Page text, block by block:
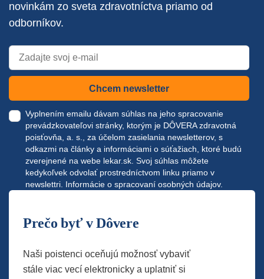
novinkám zo sveta zdravotníctva priamo od
odborníkov.
Chcem newsletter
Vyplnením emailu dávam súhlas na jeho spracovanie
prevádzkovateľovi stránky, ktorým je DÔVERA zdravotná
poisťovňa, a. s., za účelom zasielania newsletterov, s
odkazmi na články a informáciami o súťažiach, ktoré budú
zverejnené na webe lekar.sk. Svoj súhlas môžete
kedykoľvek odvolať prostredníctvom linku priamo v
newslettri. Informácie o spracovaní osobných údajov.
Prečo byť v Dôvere
Naši poistenci oceňujú možnosť vybaviť
stále viac vecí elektronicky a uplatniť si